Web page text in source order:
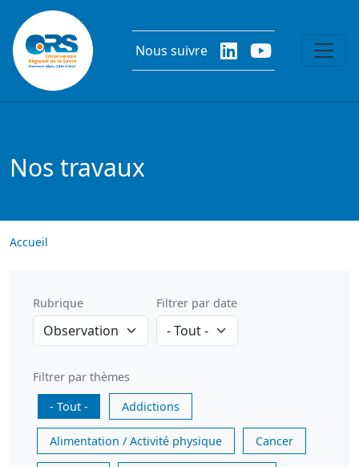
Aller au contenu principal
Nous suivre
Nos travaux
Accueil
Rubrique Filtrer par date
Filtrer par thèmes
- Tout -
Addictions
Alimentation / Activité physique Cancer